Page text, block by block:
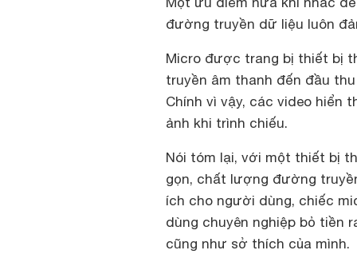
đường truyền dữ liệu luôn
Micro được trang bị thiết bị
truyền âm thanh đến đầu
Chính vì vậy, các video hiển
ảnh khi trình chiếu.
Nói tóm lại, với một thiết bị
gọn, chất lượng đường
ích cho người dùng, chiếc
dùng chuyên nghiệp bỏ tiền
cũng như sở thích của mình.